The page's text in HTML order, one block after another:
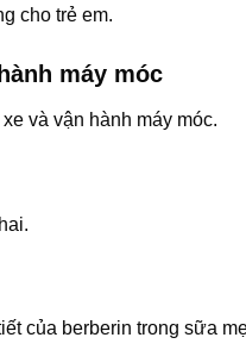
cho trẻ em.
máy móc
và vận hành máy móc.
của berberin trong sữa